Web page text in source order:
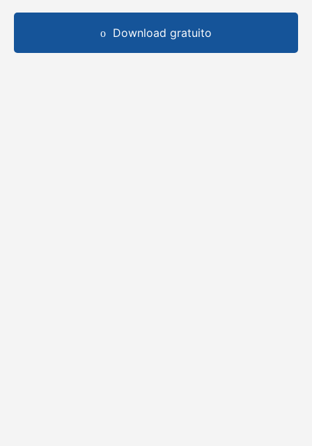
Download gratuito